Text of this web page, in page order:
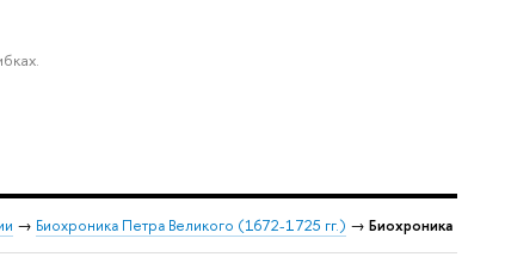
→ Биохроника Петра Великого (1672-1725 гг.) → Биохроника